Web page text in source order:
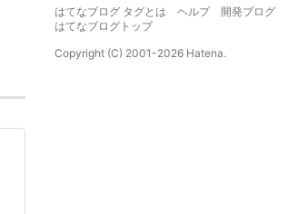
はてなブログ タグとは
ヘルプ
開発ブログ
はてなブログトップ
Copyright (C) 2001-2026 Hatena.